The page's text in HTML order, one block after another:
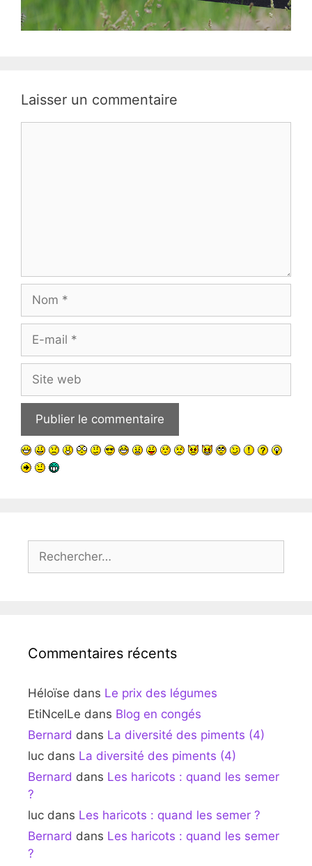
Laisser un commentaire
mail
web
Commentaires récents
Héloïse dans Le prix des légumes
EtiNcelLe dans Blog en congés
Bernard dans La diversité des piments (4)
luc dans La diversité des piments (4)
Bernard dans Les haricots : quand les semer
?
luc dans Les haricots : quand les semer ?
Bernard dans Les haricots : quand les semer
?